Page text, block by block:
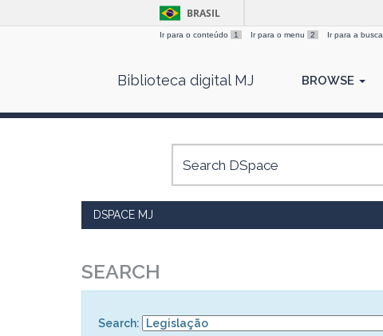
BRASIL
Ir para o conteúdo 1 Ir para o menu 2 Ir para a busca
Biblioteca digital MJ BROWSE
DSPACE MJ
SEARCH
Search: